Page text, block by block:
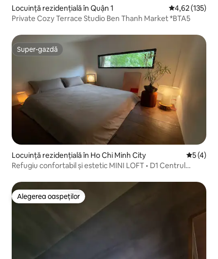
Locuință rezidențială în Quận 1 Scor mediu
4,62 (135)
Private Cozy Terrace Studio Ben Thanh Market *BTA5
Super-gazdă
Super-gazdă
Locuință rezidențială în Ho Chi Minh City Scor
5 (4)
Refugiu confortabil și estetic MINI LOFT • D1 Centrul
Alegerea oaspeților
Alegerea oaspeților